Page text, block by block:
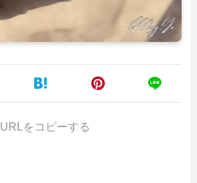
URLをコピーする